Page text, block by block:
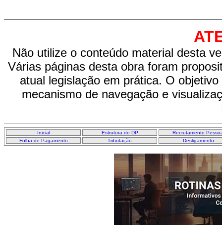
Não utilize o conteúdo material desta
Várias páginas desta obra foram
atual legislação em prática. O
mecanismo de navegação e
Inicial Estrutura do DP
Recrutamento
Folha de Pagamento
Tributação Desligamento